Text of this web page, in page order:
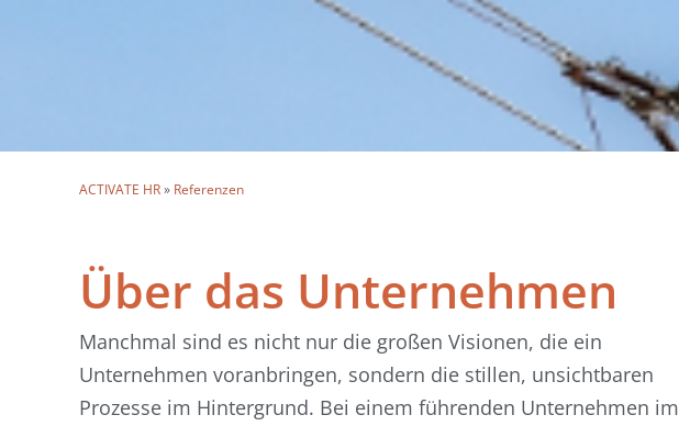
ACTIVATE HR» Referenzen
Über das Unternehmen
Manchmal sind es nicht nur die großen Visionen, die ein
Unternehmen voranbringen, sondern die stillen, unsichtbaren
Prozesse im Hintergrund. Bei einem führenden Unternehmen im